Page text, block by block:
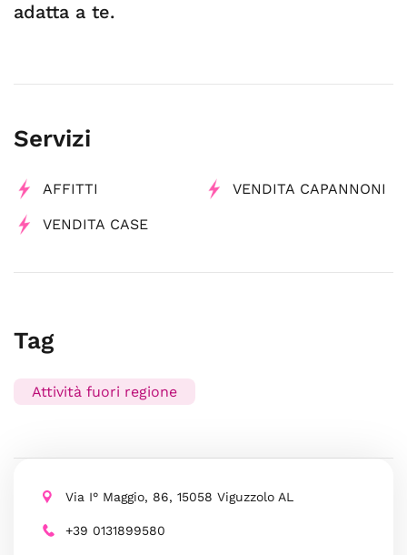
adatta a te.
Servizi
AFFITTI VENDITA CAPANNONI
VENDITA CASE
Tag
Attività fuori regione
Via I° Maggio, 86, 15058 Viguzzolo AL
+39 0131899580